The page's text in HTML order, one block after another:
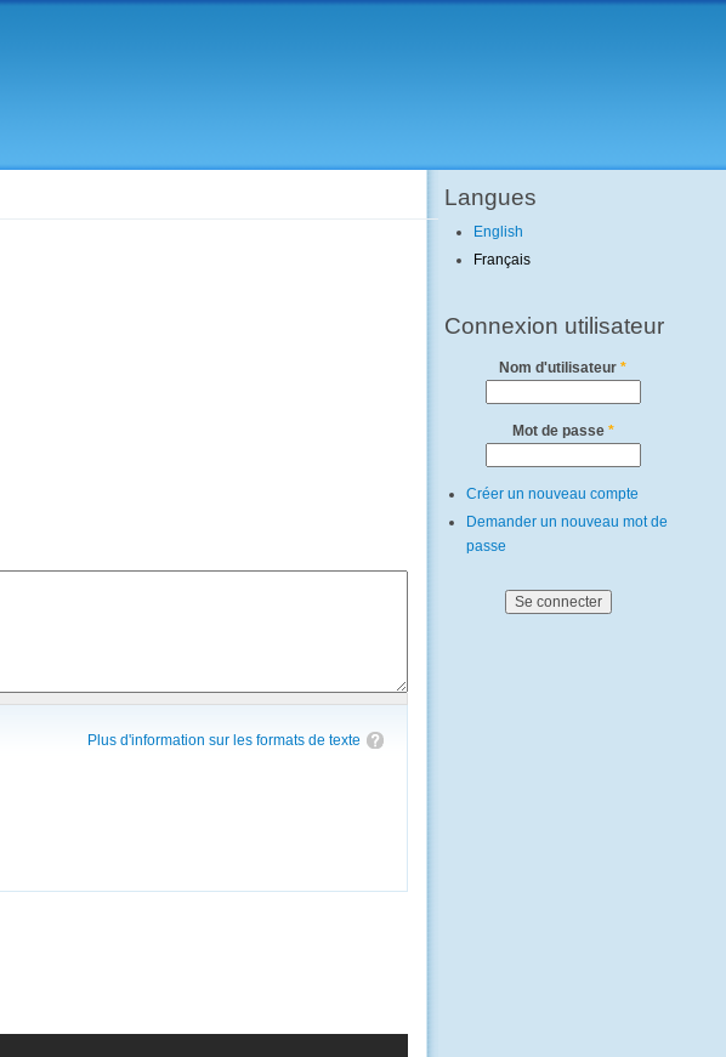
Plus d'information sur les formats de texte
Langues
English
Français
Connexion utilisateur
Nom d'utilisateur *
Mot de passe *
Créer un nouveau compte
Demander un nouveau mot de
passe